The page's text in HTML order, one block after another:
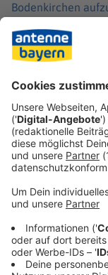
Bodenkirchen
Hohenthann und
Die Ermittler
Haustür